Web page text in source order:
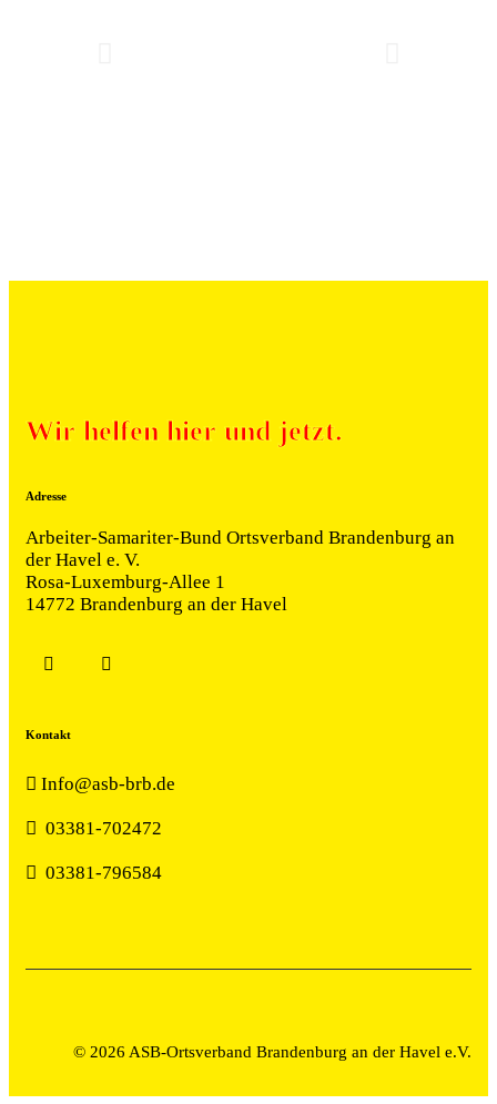
Wir helfen hier und jetzt.
Adresse
Arbeiter-Samariter-Bund Ortsverband Brandenburg an
der Havel e. V.
Rosa-Luxemburg-Allee 1
14772 Brandenburg an der Havel
Kontakt
Info@asb-brb.de
03381-702472
03381-796584
© 2026 ASB-Ortsverband Brandenburg an der Havel e.V.